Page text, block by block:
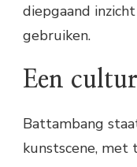
diepgaand
gebruiken.
Een
Battambang
kunstscene, met